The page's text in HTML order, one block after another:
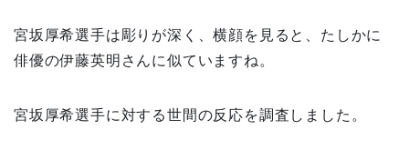
宮坂厚希選手は彫りが深く、横顔を見ると、たしかに
俳優の伊藤英明さんに似ていますね。
宮坂厚希選手に対する世間の反応を調査しました。